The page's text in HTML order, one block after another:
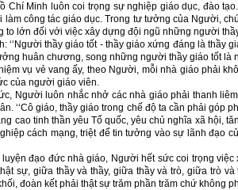
Chí Minh luôn coi trọng sự nghiệp giáo dục, đào
công tác giáo dục. Trong tư tưởng của Người,
to lớn đối với việc xây dựng đội ngũ những người
‘‘Người thầy giáo tốt - thầy giáo xứng đáng là thầy
huân chương, song những người thầy giáo tốt là
vụ vẻ vang ấy, theo Người, mỗi nhà giáo phải
của người giáo viên.
Người luôn nhắc nhở các nhà giáo phải thanh
‘‘Cô giáo, thầy giáo trong chế độ ta cần phải góp
cao tinh thần yêu Tổ quốc, yêu chủ nghĩa xã hội,
cách mạng, triệt để tin tưởng vào sự lãnh đạo
đạo đức nhà giáo, Người hết sức coi trọng việc
sự, giữa thầy và thầy, giữa thầy và trò, giữa trò
đoàn kết phải thật sự trăm phần trăm chứ không